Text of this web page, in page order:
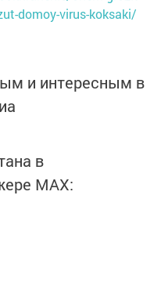
domoy-virus-koksaki/
и интересным в
в
MАХ: